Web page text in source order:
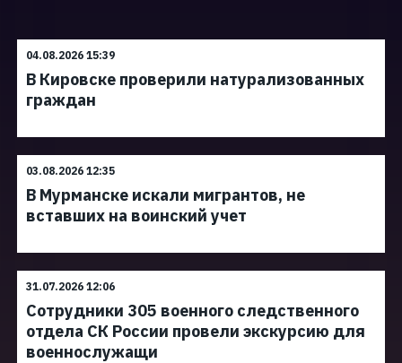
04.08.2026 15:39
В Кировске проверили натурализованных
граждан
03.08.2026 12:35
В Мурманске искали мигрантов, не
вставших на воинский учет
31.07.2026 12:06
Сотрудники 305 военного следственного
отдела СК России провели экскурсию для
военнослужащи